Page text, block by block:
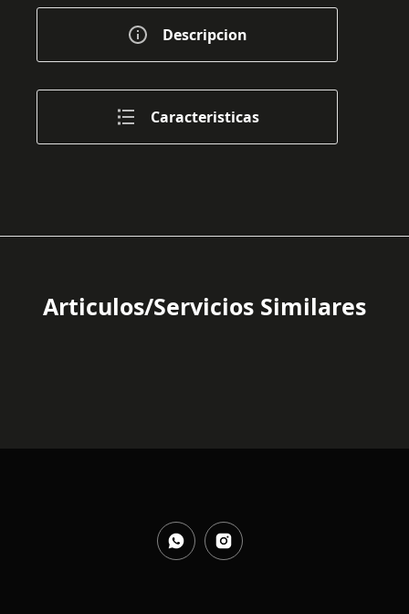
Descripcion
Caracteristicas
Articulos/Servicios Similares